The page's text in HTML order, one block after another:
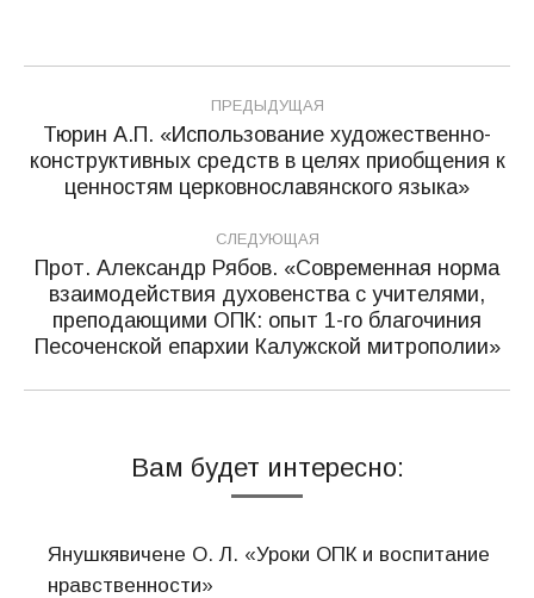
Навигация
по
записям
ПРЕДЫДУЩАЯ
Предыдущая
запись:
Тюрин А.П. «Использование художественно-
конструктивных средств в целях приобщения к
ценностям церковнославянского языка»
СЛЕДУЮЩАЯ
Следующая
запись:
Прот. Александр Рябов. «Современная норма
взаимодействия духовенства с учителями,
преподающими ОПК: опыт 1-го благочиния
Песоченской епархии Калужской митрополии»
Вам будет интересно:
Янушкявичене О. Л. «Уроки ОПК и воспитание
нравственности»